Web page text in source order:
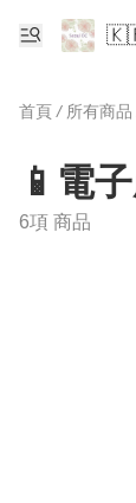
首頁 / 所有商品
📱電
6項 商品